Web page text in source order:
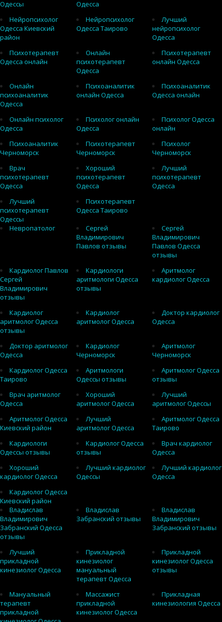
Одессы
Одесса
Нейропсихолог
Одесса Киевский
район
Нейропсихолог
Одесса Таирово
Лучший
нейропсихолог
Одесса
Психотерапевт
Одесса онлайн
Онлайн
психотерапевт
Одесса
Психотерапевт
онлайн Одесса
Онлайн
психоаналитик
Одесса
Психоаналитик
онлайн Одесса
Психоаналитик
Одесса онлайн
Онлайн психолог
Одесса
Психолог онлайн
Одесса
Психолог Одесса
онлайн
Психоаналитик
Черноморск
Психотерапевт
Черноморск
Психолог
Черноморск
Врач
психотерапевт
Одесса
Хороший
психотерапевт
Одесса
Лучший
психотерапевт
Одесса
Лучший
психотерапевт
Одессы
Психотерапевт
Одесса Таирово
Невропатолог
Сергей
Владимирович
Павлов отзывы
Сергей
Владимирович
Павлов Одесса
отзывы
Кардиолог Павлов
Сергей
Владимирович
отзывы
Кардиологи
аритмологи Одесса
отзывы
Аритмолог
кардиолог Одесса
Кардиолог
аритмолог Одесса
отзывы
Кардиолог
аритмолог Одесса
Доктор кардиолог
Одесса
Доктор аритмолог
Одесса
Кардиолог
Черноморск
Аритмолог
Черноморск
Кардиолог Одесса
Таирово
Аритмологи
Одессы отзывы
Аритмолог Одесса
отзывы
Врач аритмолог
Одесса
Хороший
аритмолог Одесса
Лучший
аритмолог Одессы
Аритмолог Одесса
Киевский район
Лучший
аритмолог Одесса
Аритмолог Одесса
Таирово
Кардиологи
Одессы отзывы
Кардиолог Одесса
отзывы
Врач кардиолог
Одесса
Хороший
кардиолог Одесса
Лучший кардиолог
Одессы
Лучший кардиолог
Одесса
Кардиолог Одесса
Киевский район
Владислав
Владимирович
Забранский Одесса
отзывы
Владислав
Забранский отзывы
Владислав
Владимирович
Забранский отзывы
Лучший
прикладной
кинезиолог Одесса
Прикладной
кинезиолог
мануальный
терапевт Одесса
Прикладной
кинезиолог Одесса
отзывы
Мануальный
терапевт
прикладной
Массажист
прикладной
кинезиолог Одесса
Прикладная
кинезиология Одесса